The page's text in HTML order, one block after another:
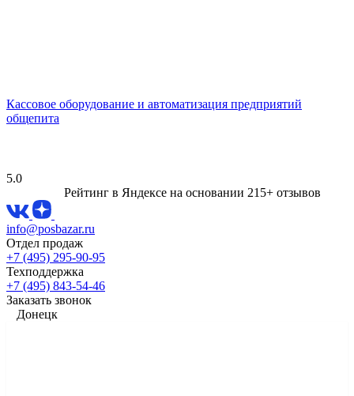
Кассовое оборудование и автоматизация предприятий
общепита
5.0
Рейтинг в Яндексе на основании 215+ отзывов
info@posbazar.ru
Отдел продаж
+7 (495) 295-90-95
Техподдержка
+7 (495) 843-54-46
Заказать звонок
Донецк